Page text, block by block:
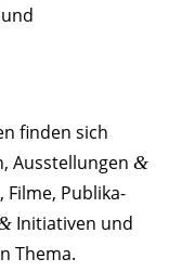
und
finden sich
Ausstel­lungen &
Filme, Publi­ka­
Initia­tiven und
Thema.